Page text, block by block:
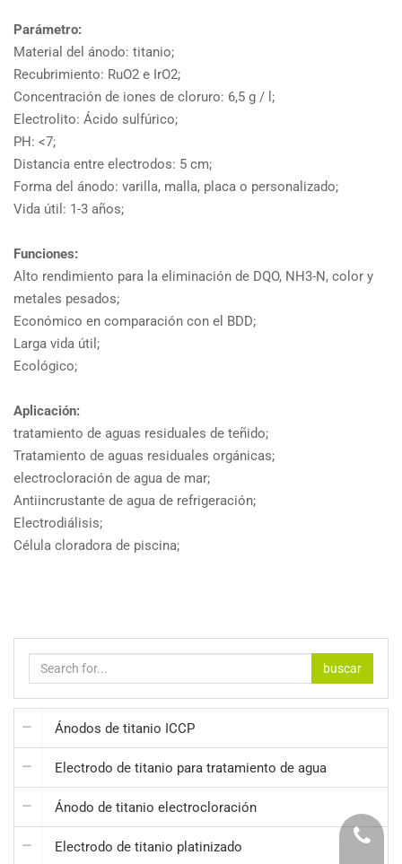
Parámetro:
Material del ánodo: titanio;
Recubrimiento: RuO2 e IrO2;
Concentración de iones de cloruro: 6,5 g / l;
Electrolito: Ácido sulfúrico;
PH: <7;
Distancia entre electrodos: 5 cm;
Forma del ánodo: varilla, malla, placa o personalizado;
Vida útil: 1-3 años;
Funciones:
Alto rendimiento para la eliminación de DQO, NH3-N, color y
metales pesados;
Económico en comparación con el BDD;
Larga vida útil;
Ecológico;
Aplicación:
tratamiento de aguas residuales de teñido;
Tratamiento de aguas residuales orgánicas;
electrocloración de agua de mar;
Antiincrustante de agua de refrigeración;
Electrodiálisis;
Célula cloradora de piscina;
buscar
Ánodos de titanio ICCP
Electrodo de titanio para tratamiento de agua
Ánodo de titanio electrocloración
Electrodo de titanio platinizado